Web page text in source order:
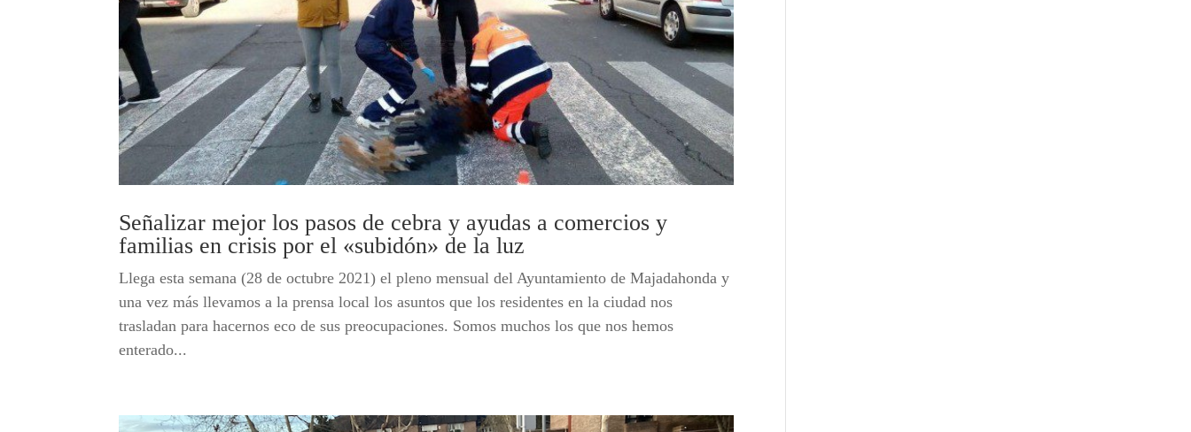
Señalizar mejor los pasos de cebra y ayudas a comercios y
familias en crisis por el «subidón» de la luz
Llega esta semana (28 de octubre 2021) el pleno mensual del Ayuntamiento de Majadahonda y
una vez más llevamos a la prensa local los asuntos que los residentes en la ciudad nos
trasladan para hacernos eco de sus preocupaciones. Somos muchos los que nos hemos
enterado...